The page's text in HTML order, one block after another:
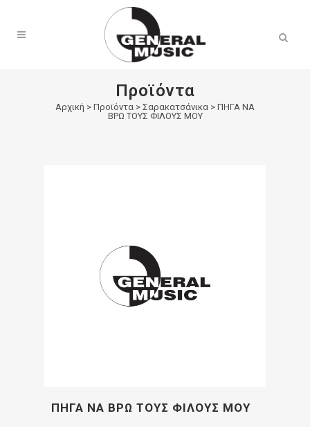
Προϊόντα
Αρχική > Προϊόντα > Σαρακατσάνικα > ΠΗΓΑ ΝΑ
ΒΡΩ ΤΟΥΣ ΦΙΛΟΥΣ ΜΟΥ
ΠΗΓΑ ΝΑ ΒΡΩ ΤΟΥΣ ΦΙΛΟΥΣ ΜΟΥ